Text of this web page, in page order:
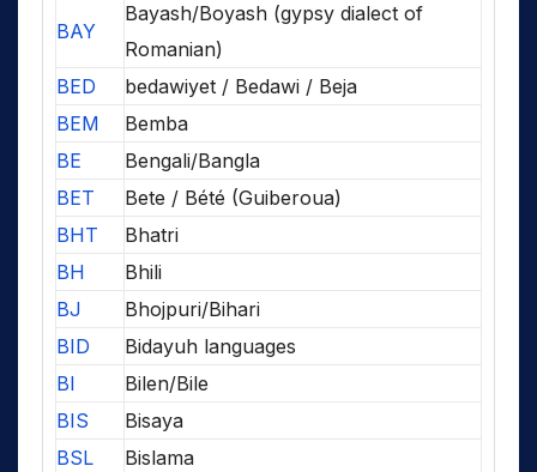
BAY
Bayash/Boyash (gypsy dialect of
Romanian)
BED
bedawiyet / Bedawi / Beja
BEM
Bemba
BE
Bengali/Bangla
BET
Bete / Bété (Guiberoua)
BHT
Bhatri
BH
Bhili
BJ
Bhojpuri/Bihari
BID
Bidayuh languages
BI
Bilen/Bile
BIS
Bisaya
BSL
Bislama